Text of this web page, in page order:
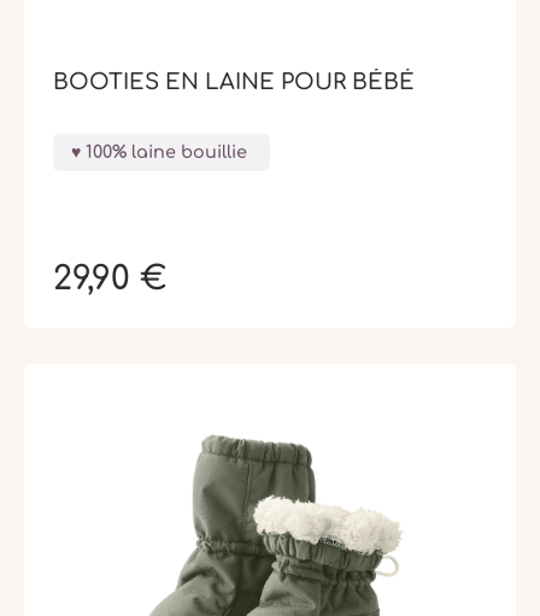
BOOTIES EN LAINE POUR BÉBÉ
100% laine bouillie
29,90 €